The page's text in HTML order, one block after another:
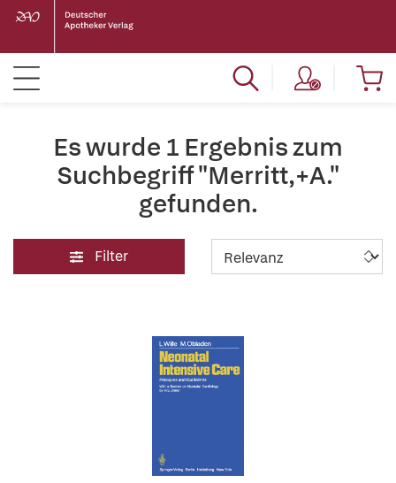
Es wurde 1 Ergebnis zum
Suchbegriff "Merritt,+A."
gefunden.
Filter